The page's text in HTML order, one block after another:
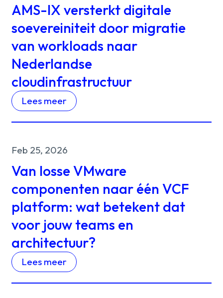
AMS-IX versterkt digitale
soevereiniteit door migratie
van workloads naar
Nederlandse
cloudinfrastructuur
Lees meer
Feb 25, 2026
Van losse VMware
componenten naar één VCF
platform: wat betekent dat
voor jouw teams en
architectuur?
Lees meer